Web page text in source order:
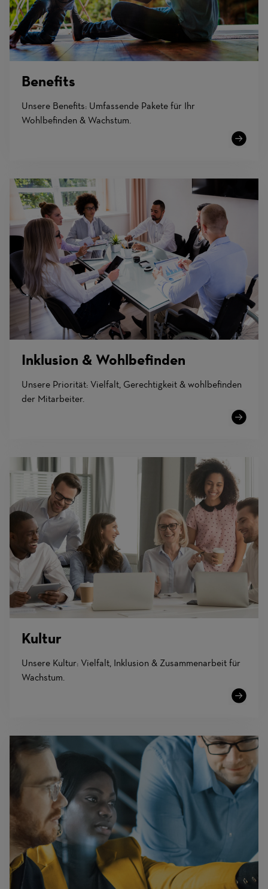
Benefits
Unsere Benefits: Umfassende Pakete für Ihr
Wohlbefinden & Wachstum.
Learn
Inklusion & Wohlbefinden
Unsere Priorität: Vielfalt, Gerechtigkeit & wohlbefinden
der Mitarbeiter.
Learn
Kultur
Unsere Kultur: Vielfalt, Inklusion & Zusammenarbeit für
Wachstum.
Learn